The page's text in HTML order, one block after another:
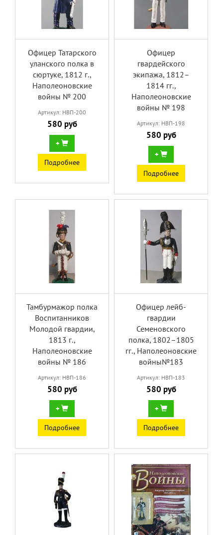
Офицер Татарского
уланского полка в
сюртуке, 1812 г.,
Наполеоновские
войны № 200
Артикул: НВП-200
580 руб
+
Подробнее
Офицер
гвардейского
экипажа, 1812–
1814 гг.,
Наполеоновские
войны № 198
Артикул: НВП-198
580 руб
+
Подробнее
Тамбурмажор полка
Воспитанников
Молодой гвардии,
1813 г.,
Наполеоновские
войны № 186
Артикул: НВП-186
580 руб
+
Подробнее
Офицер лейб-
гвардии
Семеновского
полка, 1802–1805
гг., Наполеоновские
войны№183
Артикул: НВП-183
580 руб
+
Подробнее